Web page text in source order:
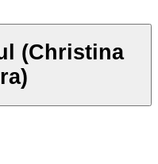
(Christina